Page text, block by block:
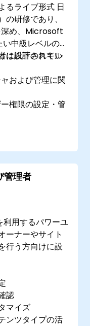
るライブ形式 日
研修であり、
め、Microsoft
中級レベルの管
に設計されてい
は以下のスキル
および管理に関
権限の設定・管
る
組織の生産性向
方法を理解する
管理における
管理者
用するパワーユ
ーナーやサイト
行う方向けに設
認
マイズ
ンツタイプの活